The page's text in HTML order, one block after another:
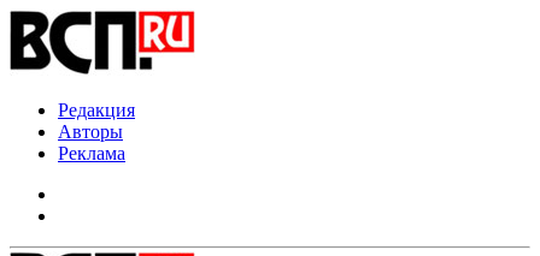
Редакция
Авторы
Реклама